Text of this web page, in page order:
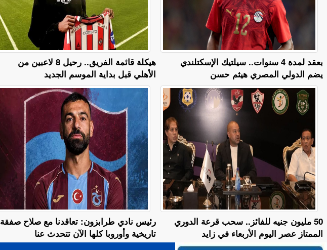
هيكلة قائمة الفريق.. رحيل 8 لاعبين من
الأهلي قبل بداية الموسم الجديد
بعقد لمدة 4 سنوات.. سيلتيك الإسكتلندي
يضم الدولي المصري هيثم حسن
رئيس نادي طرابزون: تعاقدنا مع صلاح صفقة
تاريخية وأوروبا كلها الآن تتحدث عنا
50 مليون جنيه للفائز.. سحب قرعة الدوري
الممتاز عصر اليوم الأربعاء في زايد